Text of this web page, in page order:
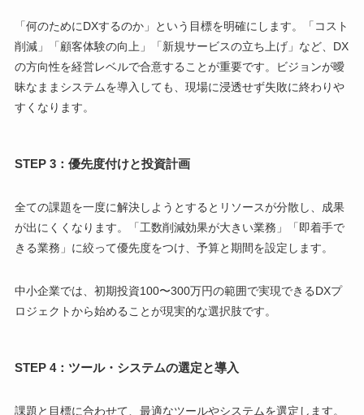
「何のためにDXするのか」という目標を明確にします。「コスト
削減」「顧客体験の向上」「新規サービスの立ち上げ」など、DX
の方向性を経営レベルで合意することが重要です。ビジョンが曖
昧なままシステムを導入しても、現場に浸透せず失敗に終わりや
すくなります。
STEP 3：優先度付けと投資計画
全ての課題を一度に解決しようとするとリソースが分散し、成果
が出にくくなります。「工数削減効果が大きい業務」「即着手で
きる業務」に絞って優先度をつけ、予算と期間を設定します。
中小企業では、初期投資100〜300万円の範囲で実現できるDXプ
ロジェクトから始めることが現実的な選択肢です。
STEP 4：ツール・システムの選定と導入
課題と目標に合わせて、最適なツールやシステムを選定します。